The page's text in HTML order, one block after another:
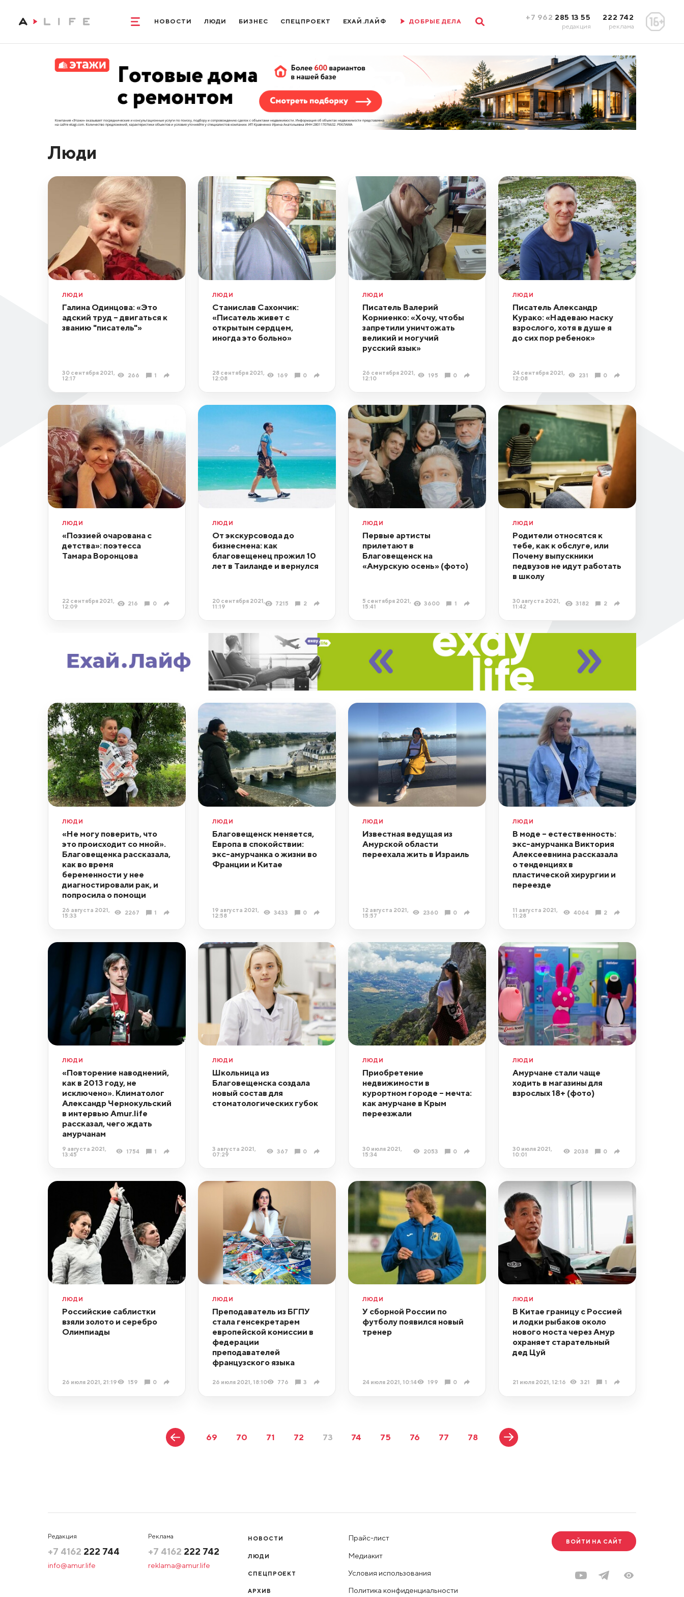
НОВОСТИ ЛЮДИ БИЗНЕС СПЕЦПРОЕКТ ЕХАЙ.ЛАЙФ ДОБРЫЕ ДЕЛА +7 962 285 13 55
редакция
222 742
реклама
Люди
ЛЮДИ
Галина Одинцова: «Это
адский труд – двигаться к
званию "писатель"»
30 сентября 2021,
12:17
266 1
ЛЮДИ
Станислав Сахончик:
«Писатель живет с
открытым сердцем,
иногда это больно»
28 сентября 2021,
12:08
169 0
ЛЮДИ
Писатель Валерий
Корниенко: «Хочу, чтобы
запретили уничтожать
великий и могучий
русский язык»
26 сентября 2021,
12:10
195 0
ЛЮДИ
Писатель Александр
Курако: «Надеваю маску
взрослого, хотя в душе я
до сих пор ребенок»
24 сентября 2021,
12:08
231 0
ЛЮДИ
«Поэзией очарована с
детства»: поэтесса
Тамара Воронцова
22 сентября 2021,
12:09
216 0
ЛЮДИ
От экскурсовода до
бизнесмена: как
благовещенец прожил 10
лет в Таиланде и вернулся
20 сентября 2021,
11:19
7215 2
ЛЮДИ
Первые артисты
прилетают в
Благовещенск на
«Амурскую осень» (фото)
5 сентября 2021,
15:41
3600 1
ЛЮДИ
Родители относятся к
тебе, как к обслуге, или
Почему выпускники
педвузов не идут работать
в школу
30 августа 2021,
11:42
3182 2
ЛЮДИ
«Не могу поверить, что
это происходит со мной».
Благовещенка рассказала,
как во время
беременности у нее
диагностировали рак, и
попросила о помощи
26 августа 2021,
15:33
2267 1
ЛЮДИ
Благовещенск меняется,
Европа в спокойствии:
экс-амурчанка о жизни во
Франции и Китае
19 августа 2021,
12:58
3433 0
ЛЮДИ
Известная ведущая из
Амурской области
переехала жить в Израиль
12 августа 2021,
15:57
2360 0
ЛЮДИ
В моде – естественность:
экс-амурчанка Виктория
Алексеевнина рассказала
о тенденциях в
пластической хирургии и
переезде
11 августа 2021,
11:28
4064 2
ЛЮДИ
«Повторение наводнений,
как в 2013 году, не
исключено». Климатолог
Александр Чернокульский
в интервью Amur.life
рассказал, чего ждать
амурчанам
9 августа 2021,
13:45
1754 1
ЛЮДИ
Школьница из
Благовещенска создала
новый состав для
стоматологических губок
3 августа 2021,
07:29
367 0
ЛЮДИ
Приобретение
недвижимости в
курортном городе – мечта:
как амурчане в Крым
переезжали
30 июля 2021,
15:34
2053 0
ЛЮДИ
Амурчане стали чаще
ходить в магазины для
взрослых 18+ (фото)
30 июля 2021,
10:01
2038 0
ЛЮДИ
Российские саблистки
взяли золото и серебро
Олимпиады
26 июля 2021, 21:19 159 0
ЛЮДИ
Преподаватель из БГПУ
стала генсекретарем
европейской комиссии в
федерации
преподавателей
французского языка
26 июля 2021, 18:10 776 3
ЛЮДИ
У сборной России по
футболу появился новый
тренер
24 июля 2021, 10:14 199 0
ЛЮДИ
В Китае границу с Россией
и лодки рыбаков около
нового моста через Амур
охраняет старательный
дед Цуй
21 июля 2021, 12:16 321 1
69 70 71 72 73 74 75 76 77 78
Редакция
+7 4162 222 744
info@amur.life
Реклама
+7 4162 222 742
reklama@amur.life
НОВОСТИ
ЛЮДИ
СПЕЦПРОЕКТ
АРХИВ
Прайс-лист
Медиакит
Условия использования
Политика конфиденциальности
ВОЙТИ НА САЙТ